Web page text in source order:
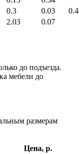
0.3
0.03
2.03 0.07
до подъезда.
мебели до
размерам
Цена, р.